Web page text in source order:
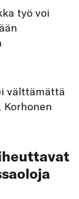
työ voi
välttämättä
Korhonen